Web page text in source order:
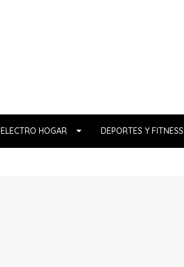
ELECTRO HOGAR DEPORTES Y FITNESS